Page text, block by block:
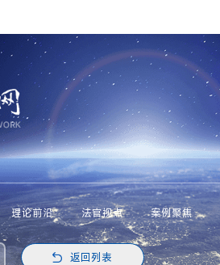
理论前沿 法官视点 案例聚焦
返回列表